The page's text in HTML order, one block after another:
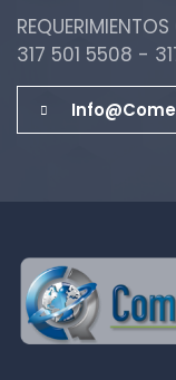
317 501 5508 -